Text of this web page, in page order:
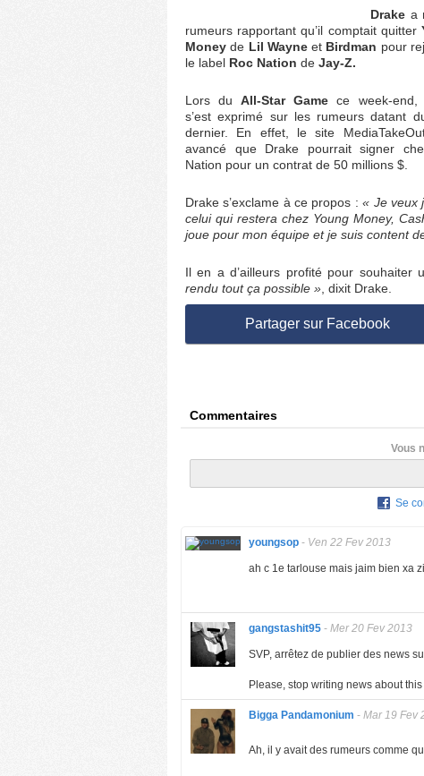
Drake a
rumeurs rapportant qu’il comptait quitter
Money de Lil Wayneet Birdman pour
le label Roc Nation de Jay-Z.
Lors du All-Star Game ce week-end,
s’est exprimé sur les rumeurs datant
dernier. En effet, le site
avancé que Drake pourrait signer
Nation pour un contrat de 50 millions $.
Drake s’exclame à ce propos :« Je veux
celui qui restera chez Young Money,
joue pour mon équipe et je suis content
Il en a d’ailleurs profité pour souhaiter
rendu tout ça possible » , dixit Drake.
Partager sur Facebook
Commentaires
Vous
Se
youngsop - Ven 22 Fev 2013
ah c 1e tarlouse mais jaim bien xa
gangstashit95 - Mer 20 Fev 2013
SVP, arrêtez de publier des news
Please, stop writing news about
Bigga Pandamonium - Mar 19 Fev
Ah, il y avait des rumeurs comme